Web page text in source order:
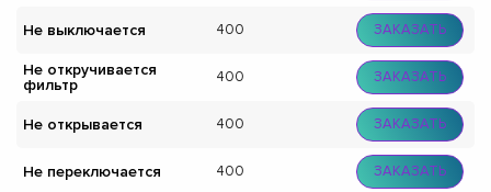
Не выключается 400 ЗАКАЗАТЬ
Не откручивается
фильтр
400 ЗАКАЗАТЬ
Не открывается 400 ЗАКАЗАТЬ
Не переключается 400 ЗАКАЗАТЬ